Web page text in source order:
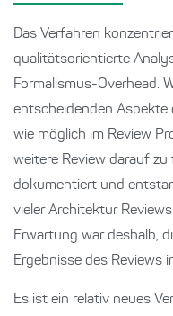
Das Verfahren
qualitätsorientierte
Formalismus-Overhead.
entscheidenden
wie möglich im Review
weitere Review darauf
dokumentiert und
vieler Architektur
Erwartung war deshalb,
Ergebnisse des Reviews
Es ist ein relativ neues